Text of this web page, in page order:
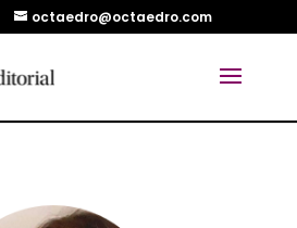
octaedro@octaedro.com